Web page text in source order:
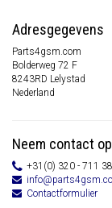
Adresgegevens
Parts4gsm.com
Bolderweg 72 F
8243RD Lelystad
Nederland
Neem contact op
+31(0) 320 - 711
Contactformulier